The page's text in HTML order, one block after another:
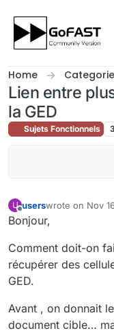
Home
Lien entre
la GED
Sujets Fonctionnels
U
Offline
userswrote on Nov
last edited by
Bonjour,
Comment doit-on
récupérer des
GED.
Avant , on donnait
document cible…